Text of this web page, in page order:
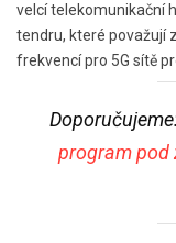
velcí telekomunikační
tendru, které považují
frekvencí pro 5G sítě
program pod